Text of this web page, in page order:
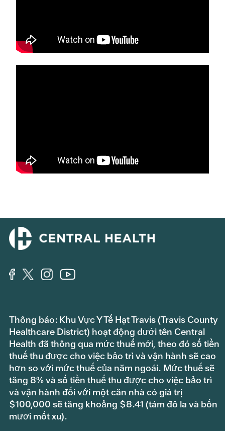
Thông báo: Khu Vực Y Tế Hạt Travis (Travis County
Healthcare District) hoạt động dưới tên Central
Health đã thông qua mức thuế mới, theo đó số tiền
thuế thu được cho việc bảo trì và vận hành sẽ cao
hơn so với mức thuế của năm ngoái. Mức thuế sẽ
tăng 8% và số tiền thuế thu được cho việc bảo trì
và vận hành đối với một căn nhà có giá trị
$100,000 sẽ tăng khoảng $8.41 (tám đô la và bốn
mươi mốt xu).